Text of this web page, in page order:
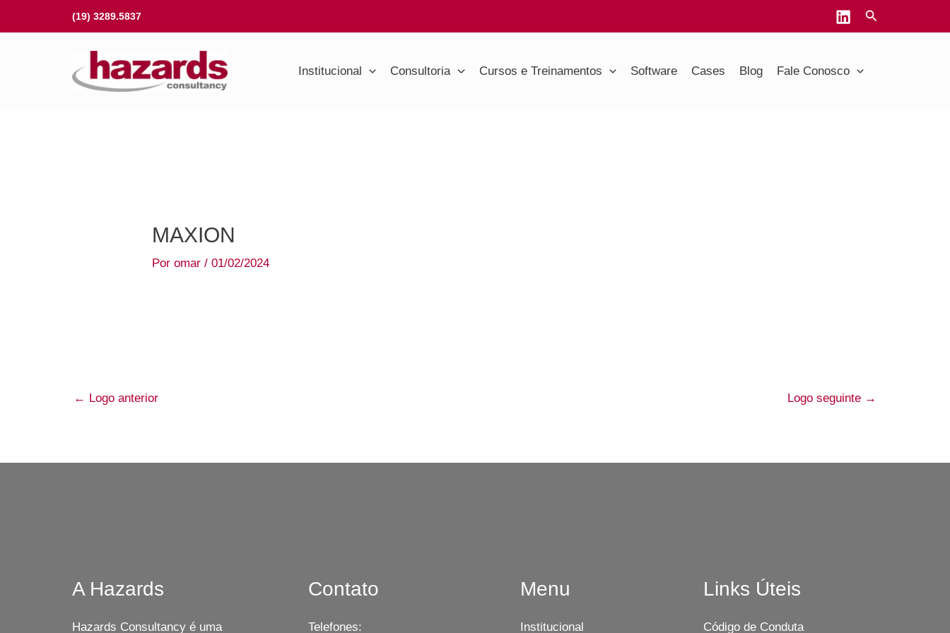
para
(19) 3289.5837
Institucional Consultoria Cursos e Treinamentos Software Cases Blog Fale Conosco
MAXION
Poromar/01/02/2024
← Logo anterior Logo seguinte →
A Hazards
Hazards Consultancy é uma
Contato
Telefones:
Menu
Institucional
Links Úteis
Código de Conduta